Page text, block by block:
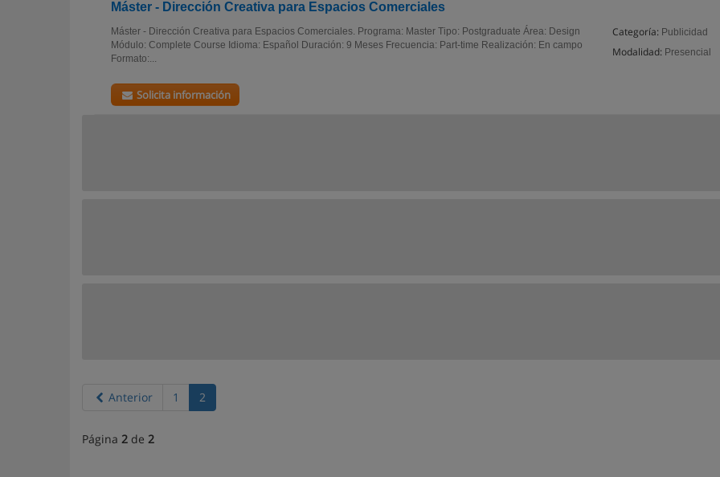
Máster - Dirección Creativa para Espacios Comerciales
Categoría: Publicidad
Modalidad: Presencial
Máster - Dirección Creativa para Espacios Comerciales. Programa: Master Tipo: Postgraduate Área: Design
Módulo: Complete Course Idioma: Español Duración: 9 Meses Frecuencia: Part-time Realización: En campo
Formato:...
Solicita información
Anterior 1 2
Página 2 de 2